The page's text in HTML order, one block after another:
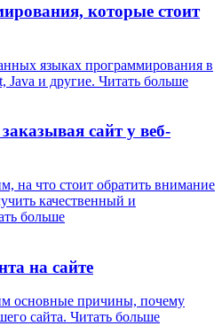
которые стоит
языках программирования в
Java и другие. Читать больше
сайт у веб-
на что стоит обратить внимание
качественный и
больше
на сайте
основные причины, почему
сайта. Читать больше